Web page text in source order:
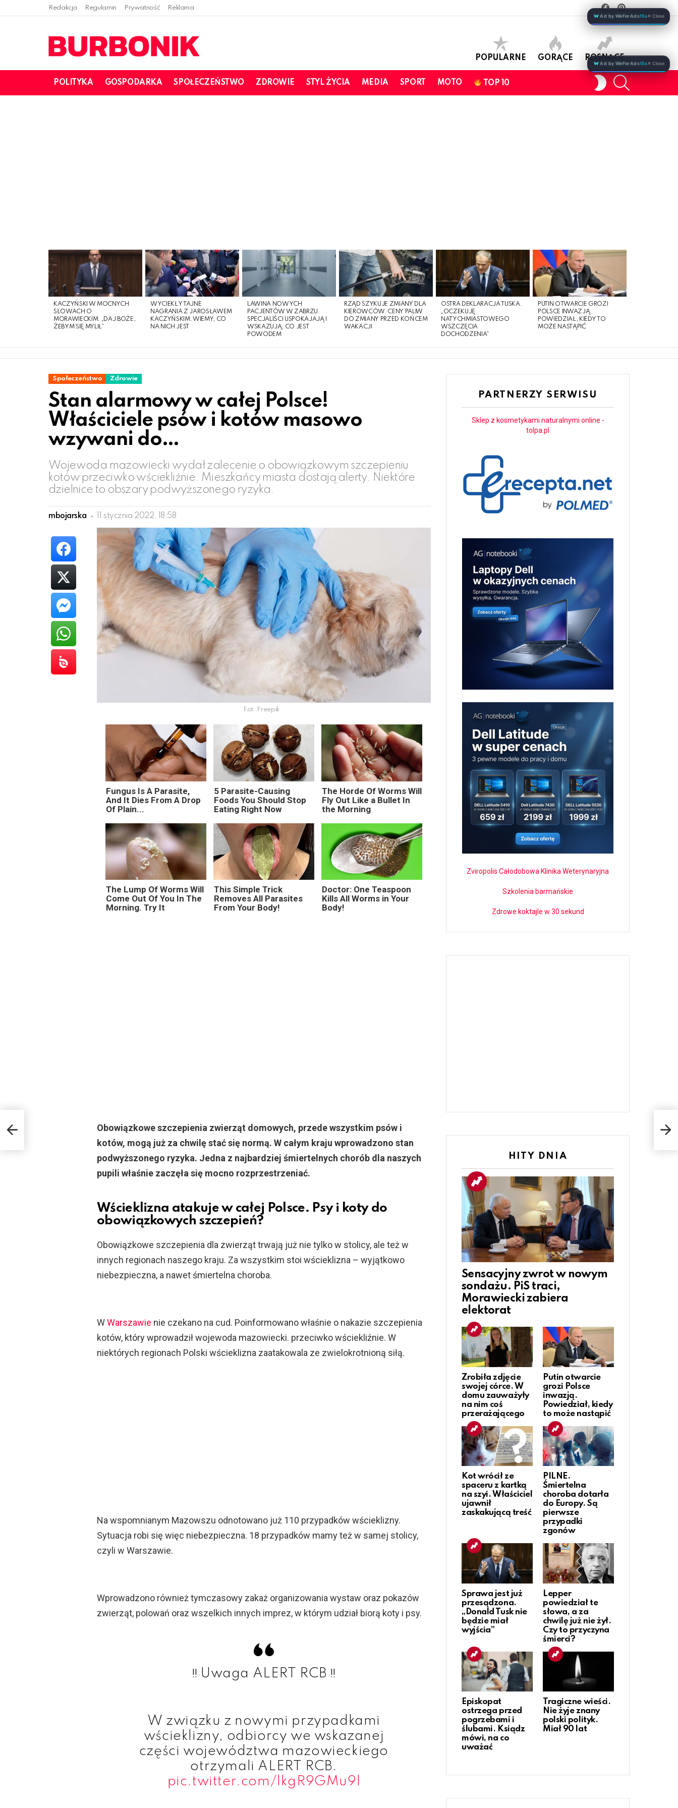
Redakcja Regulamin Prywatność Reklama
facebook
POPULARNE GORĄCE ROSNĄCE
POLITYKA GOSPODARKA SPOŁECZEŃSTWO ZDROWIE STYL ŻYCIA MEDIA SPORT MOTO TOP 10
SWITCH
SKIN
LATEST
KACZYŃSKI W MOCNYCH
SŁOWACH O
MORAWIECKIM. „DAJ BOŻE,
ŻEBYM SIĘ MYLIŁ”
WYCIEKŁY TAJNE
NAGRANIA Z JAROSŁAWEM
KACZYŃSKIM. WIEMY, CO
NA NICH JEST
LAWINA NOWYCH
PACJENTÓW W ZABRZU.
SPECJALIŚCI USPOKAJAJĄ I
WSKAZUJĄ, CO JEST
POWODEM
RZĄD SZYKUJE ZMIANY DLA
KIEROWCÓW. CENY PALIW
DO ZMIANY PRZED KOŃCEM
WAKACJI
OSTRA DEKLARACJA TUSKA.
„OCZEKUJĘ
NATYCHMIASTOWEGO
WSZCZĘCIA
DOCHODZENIA”
PUTIN OTWARCIE GROZI
POLSCE INWAZJĄ.
POWIEDZIAŁ, KIEDY TO
MOŻE NASTĄPIĆ
Społeczeństwo Zdrowie
Stan alarmowy w całej Polsce!
Właściciele psów i kotów masowo
wzywani do…
Wojewoda mazowiecki wydał zalecenie o obowiązkowym szczepieniu
kotów przeciwko wściekliźnie. Mieszkańcy miasta dostają alerty. Niektóre
dzielnice to obszary podwyższonego ryzyka.
mbojarska 11 stycznia 2022, 18:58
Fot. Freepik
Fungus Is A Parasite,
And It Dies From A Drop
Of Plain...
5 Parasite-Causing
Foods You Should Stop
Eating Right Now
The Horde Of Worms Will
Fly Out Like a Bullet In
the Morning
The Lump Of Worms Will
Come Out Of You In The
Morning. Try It
This Simple Trick
Removes All Parasites
From Your Body!
Doctor: One Teaspoon
Kills All Worms in Your
Body!
Obowiązkowe szczepienia zwierząt domowych, przede wszystkim psów i
kotów, mogą już za chwilę stać się normą. W całym kraju wprowadzono stan
podwyższonego ryzyka. Jedna z najbardziej śmiertelnych chorób dla naszych
pupili właśnie zaczęła się mocno rozprzestrzeniać.
Wścieklizna atakuje w całej Polsce. Psy i koty do
obowiązkowych szczepień?
Obowiązkowe szczepienia dla zwierząt trwają już nie tylko w stolicy, ale też w
innych regionach naszego kraju. Za wszystkim stoi wścieklizna – wyjątkowo
niebezpieczna, a nawet śmiertelna choroba.
WWarszawie nie czekano na cud. Poinformowano właśnie o nakazie szczepienia
kotów, który wprowadził wojewoda mazowiecki. przeciwko wściekliźnie. W
niektórych regionach Polski wścieklizna zaatakowala ze zwielokrotnioną siłą.
Na wspomnianym Mazowszu odnotowano już 110 przypadków wścieklizny.
Sytuacja robi się więc niebezpieczna. 18 przypadków mamy też w samej stolicy,
czyli w Warszawie.
Wprowadzono również tymczasowy zakaż organizowania wystaw oraz pokazów
zwierząt, polowań oraz wszelkich innych imprez, w którym udział biorą koty i psy.
‼ Uwaga ALERT RCB ‼
W związku z nowymi przypadkami
wścieklizny, odbiorcy we wskazanej
części województwa mazowieckiego
otrzymali ALERT RCB.
pic.twitter.com/lkgR9GMu9l
na
i
PARTNERZY SERWISU
Sklep z kosmetykami naturalnymi online -
tolpa.pl
Zviropolis Całodobowa Klinika Weterynaryjna
Szkolenia barmańskie
Zdrowe koktajle w 30 sekund
HITY DNIA
Sensacyjny zwrot w nowym
sondażu. PiS traci,
Morawiecki zabiera
elektorat
Zrobiła zdjęcie
swojej córce. W
domu zauważyły
na nim coś
przerażającego
Putin otwarcie
grozi Polsce
inwazją.
Powiedział, kiedy
to może nastąpić
Kot wrócił ze
spaceru z kartką
na szyi. Właściciel
ujawnił
zaskakującą treść
PILNE.
Śmiertelna
choroba dotarła
do Europy. Są
pierwsze
przypadki
zgonów
Sprawa jest już
przesądzona.
„Donald Tusk nie
będzie miał
wyjścia”
Lepper
powiedział te
słowa, a za
chwilę już nie żył.
Czy to przyczyna
śmierci?
Episkopat
ostrzega przed
pogrzebami i
ślubami. Ksiądz
mówi, na co
uważać
Tragiczne wieści.
Nie żyje znany
polski polityk.
Miał 90 lat
Ad by WeForAds15s✕ Close
Ad by WeForAds15s✕ Close